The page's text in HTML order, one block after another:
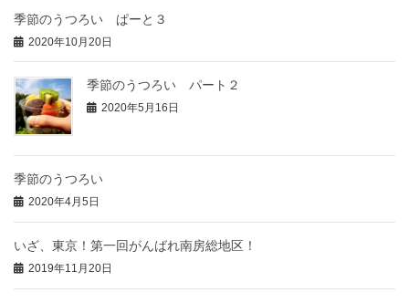
季節のうつろい ぱーと３
2020年10月20日
季節のうつろい パート２
2020年5月16日
季節のうつろい
2020年4月5日
いざ、東京！第一回がんばれ南房総地区！
2019年11月20日